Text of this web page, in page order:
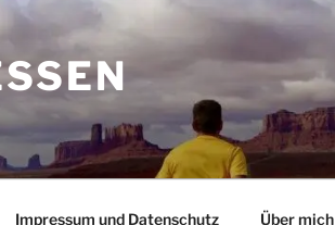
Impressum und Datenschutz Über mich